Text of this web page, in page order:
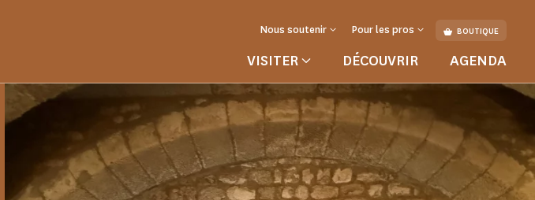
Nous soutenir Pour les pros BOUTIQUE
VISITER DÉCOUVRIR AGENDA